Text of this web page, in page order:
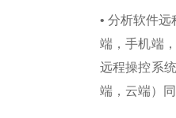
• 分析软件
端，手机端
远程操控系
端，云端）